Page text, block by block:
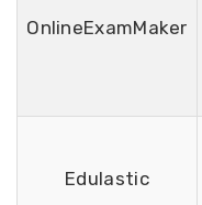
OnlineExamMaker
Edulastic